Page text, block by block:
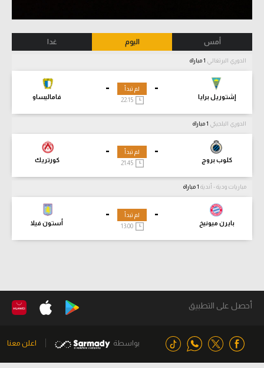
أمس اليوم غدا
الدوري البرتغالي
-
إشتوريل برايا
-
فاماليساو
لم تبدأ
22:15
الدوري البلجيكي
-
كلوب بروج
-
كورتريك
لم تبدأ
21:45
مباريات ودية - أندية
-
بايرن ميونيخ
-
أستون فيلا
لم تبدأ
13:00
أحصل على التطبيق
بواسطة اعلن معنا